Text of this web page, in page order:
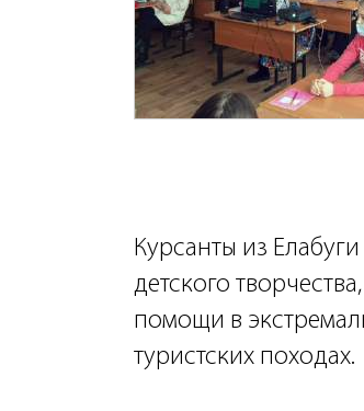
Курсанты из
детского
помощи в
туристских походах.